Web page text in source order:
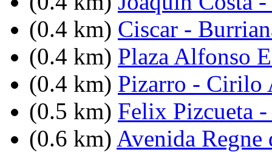
(0.4 km) Ciscar -
(0.4 km) Plaza Alfonso
(0.4 km) Pizarro - Cirilo
(0.5 km) Felix Pizcueta
(0.6 km) Avenida Regne